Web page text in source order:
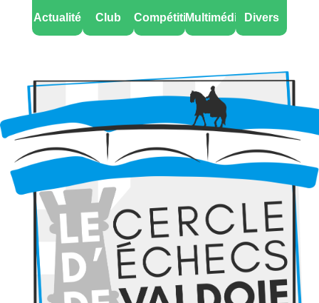
Actualité Club CompétitionsMultimédia Divers